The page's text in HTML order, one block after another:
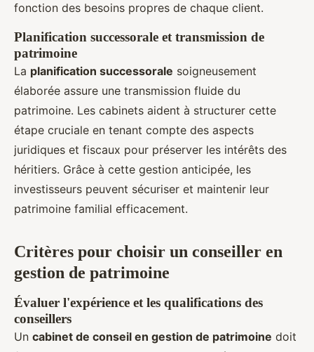
fonction des besoins propres de chaque client.
Planification successorale et transmission de
patrimoine
La planification successorale soigneusement
élaborée assure une transmission fluide du
patrimoine. Les cabinets aident à structurer cette
étape cruciale en tenant compte des aspects
juridiques et fiscaux pour préserver les intérêts des
héritiers. Grâce à cette gestion anticipée, les
investisseurs peuvent sécuriser et maintenir leur
patrimoine familial efficacement.
Critères pour choisir un conseiller en
gestion de patrimoine
Évaluer l'expérience et les qualifications des
conseillers
Un cabinet de conseil en gestion de patrimoine doit